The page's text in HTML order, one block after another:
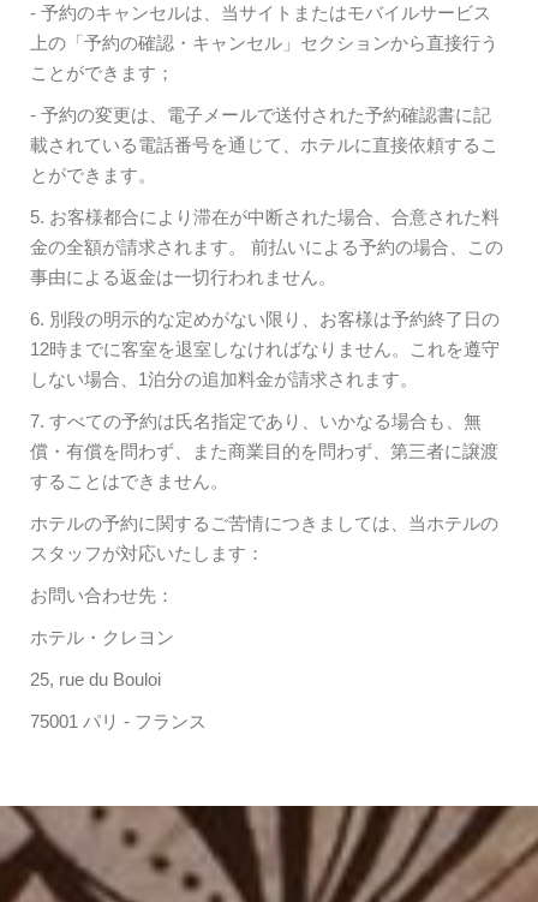
- 予約のキャンセルは、当サイトまたはモバイルサービス
上の「予約の確認・キャンセル」セクションから直接行う
ことができます；
- 予約の変更は、電子メールで送付された予約確認書に記
載されている電話番号を通じて、ホテルに直接依頼するこ
とができます。
5. お客様都合により滞在が中断された場合、合意された料
金の全額が請求されます。 前払いによる予約の場合、この
事由による返金は一切行われません。
6. 別段の明示的な定めがない限り、お客様は予約終了日の
12時までに客室を退室しなければなりません。これを遵守
しない場合、1泊分の追加料金が請求されます。
7. すべての予約は氏名指定であり、いかなる場合も、無
償・有償を問わず、また商業目的を問わず、第三者に譲渡
することはできません。
ホテルの予約に関するご苦情につきましては、当ホテルの
スタッフが対応いたします：
お問い合わせ先：
ホテル・クレヨン
25, rue du Bouloi
75001 パリ - フランス